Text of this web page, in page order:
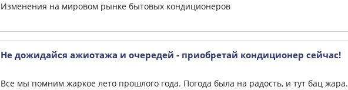
Изменения на мировом рынке бытовых кондиционеров
Не дожидайся ажиотажа и очередей - приобретай кондиционер сейчас!
Все мы помним жаркое лето прошлого года. Погода была на радость, и тут бац жара.